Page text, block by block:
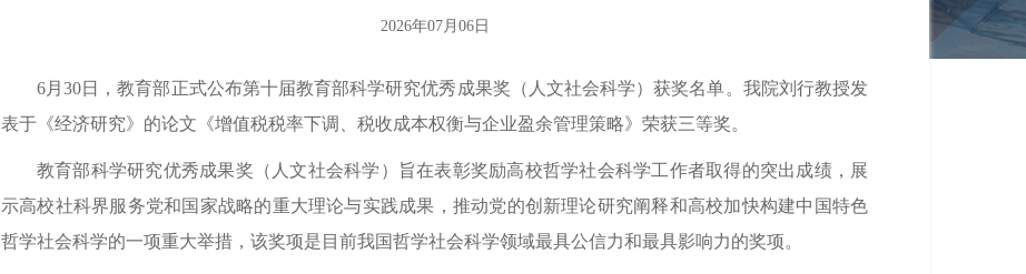
2026年07月06日
6月30日，教育部正式公布第十届教育部科学研究优秀成果奖（人文社会科学）获奖名单。我院刘行教授发
表于《经济研究》的论文《增值税税率下调、税收成本权衡与企业盈余管理策略》荣获三等奖。
教育部科学研究优秀成果奖（人文社会科学）旨在表彰奖励高校哲学社会科学工作者取得的突出成绩，展
示高校社科界服务党和国家战略的重大理论与实践成果，推动党的创新理论研究阐释和高校加快构建中国特色
哲学社会科学的一项重大举措，该奖项是目前我国哲学社会科学领域最具公信力和最具影响力的奖项。